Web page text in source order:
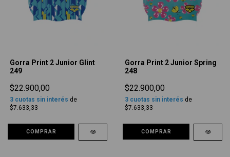
Gorra Print 2 Junior Glint
249
$22.900,00
3 cuotas sin interés de
$7.633,33
COMPRAR
Gorra Print 2 Junior Spring
248
$22.900,00
3 cuotas sin interés de
$7.633,33
COMPRAR